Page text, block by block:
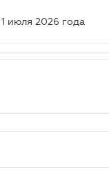
июля 2026 года